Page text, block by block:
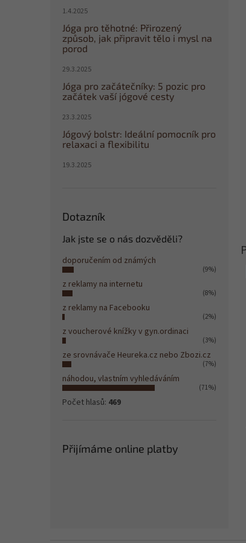
1.4.2025
Jóga pro těhotné: Přirozený
způsob, jak připravit tělo i mysl na
porod
29.3.2025
Jóga pro začátečníky: 5 pozic pro
začátek vaší jógové cesty
23.3.2025
Jógový bolstr: Ideální pomocník pro
relaxaci a flexibilitu
19.3.2025
Dotazník
Jak jste se o nás dozvěděli?
doporučením od známých
(9%)
z reklamy na internetu
(8%)
z reklamy na Facebooku
(2%)
z voucherové knížky v gyn.ordinaci
(3%)
ze srovnávače Heureka.cz nebo Zbozi.cz
(7%)
náhodou, vlastním vyhledáváním
(71%)
Počet hlasů: 469
Přijímáme online platby